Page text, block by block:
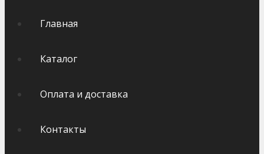
Главная
Каталог
Оплата и доставка
Контакты